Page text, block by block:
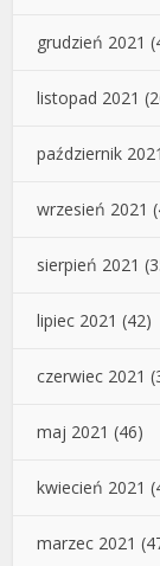
grudzień 2021
listopad 2021
październik 2021
wrzesień 2021
sierpień 2021
lipiec 2021 (42)
czerwiec 2021
maj 2021 (46)
kwiecień 2021
marzec 2021